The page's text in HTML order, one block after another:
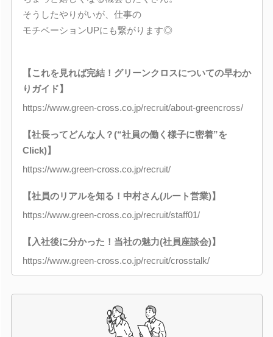
そうしたやりがいが、仕事の
モチベーションUPにも繋がります◎
【これを見れば完結！グリーンクロスについての早わか
りガイド】
https://www.green-cross.co.jp/recruit/about-greencross/
【社長ってどんな人？(“社員の働く様子に密着”を
Click)】
https://www.green-cross.co.jp/recruit/
【社員のリアルを知る！中村さん(ルート営業)】
https://www.green-cross.co.jp/recruit/staff01/
【入社後に分かった！当社の魅力(社員座談会)】
https://www.green-cross.co.jp/recruit/crosstalk/